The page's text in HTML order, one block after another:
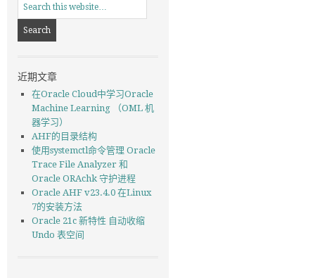
近期文章
在Oracle Cloud中学习Oracle
Machine Learning （OML 机
器学习）
AHF的目录结构
使用systemctl命令管理 Oracle
Trace File Analyzer 和
Oracle ORAchk 守护进程
Oracle AHF v23.4.0 在Linux
7的安装方法
Oracle 21c 新特性 自动收缩
Undo 表空间